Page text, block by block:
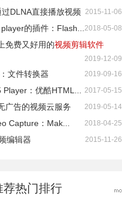
DLNA直接播放视频 2015-11-06
的插件：Flash... 2018-05-08
免费又好用的视频剪辑软件
2019-12-09
文件转换器 2019-09-16
：优酷HTML... 2017-05-15
广告的视频云服务 2019-05-14
Capture：Mak... 2018-04-25
编辑器 2015-11-26
荐热门排行